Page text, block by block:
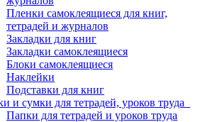
Пленки самоклеящиеся для книг,
тетрадей и журналов
Закладки для книг
Закладки самоклеящиеся
Блоки самоклеящиеся
Наклейки
Подставки для книг
и сумки для тетрадей, уроков труда
Папки для тетрадей и уроков труда